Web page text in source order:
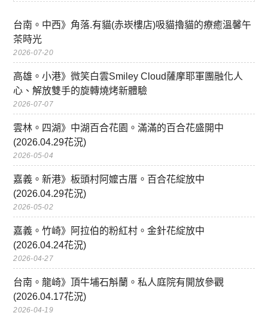
台南。中西》角落.有貓(赤崁樓店)吸貓擼貓的療癒溫馨午
茶時光
2026-07-20
高雄。小港》微笑白雲Smiley Cloud薩摩耶軍團融化人
心、解放雙手的旋轉燒烤新體驗
2026-07-07
雲林。四湖》中湖百合花園。滿滿的百合花盛開中
(2026.04.29花況)
2026-05-04
嘉義。新港》板頭村阿嬤古厝。百合花綻放中
(2026.04.29花況)
2026-05-02
嘉義。竹崎》阿拉伯的粉紅村。金針花綻放中
(2026.04.24花況)
2026-04-27
台南。龍崎》頂牛埔石斛蘭。私人庭院有開放參觀
(2026.04.17花況)
2026-04-19